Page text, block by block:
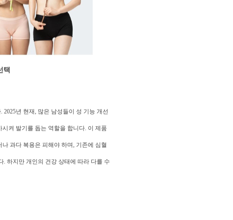
택
년 현재, 많은 남성들이 성 기능 개선
켜 발기를 돕는 역할을 합니다. 이 제품
과다 복용은 피해야 하며, 기존에 심혈
하지만 개인의 건강 상태에 따라 다를 수